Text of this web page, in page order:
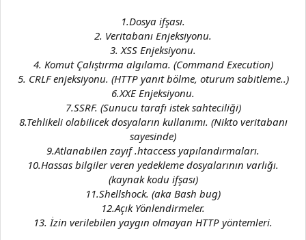
1.Dosya ifşası.
2. Veritabanı Enjeksiyonu.
3. XSS Enjeksiyonu.
4. Komut Çalıştırma algılama. (Command Execution)
5. CRLF enjeksiyonu. (HTTP yanıt bölme, oturum sabitleme..)
6.XXE Enjeksiyonu.
7.SSRF. (Sunucu tarafı istek sahteciliği)
8.Tehlikeli olabilicek dosyaların kullanımı. (Nikto veritabanı
sayesinde)
9.Atlanabilen zayıf .htaccess yapılandırmaları.
10.Hassas bilgiler veren yedekleme dosyalarının varlığı.
(kaynak kodu ifşası)
11.Shellshock. (aka Bash bug)
12.Açık Yönlendirmeler.
13. İzin verilebilen yaygın olmayan HTTP yöntemleri.